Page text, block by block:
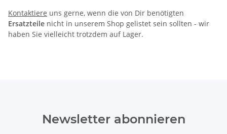
Kontaktiere uns gerne, wenn die von Dir benötigten
Ersatzteile nicht in unserem Shop gelistet sein sollten - wir
haben Sie vielleicht trotzdem auf Lager.
Newsletter abonnieren